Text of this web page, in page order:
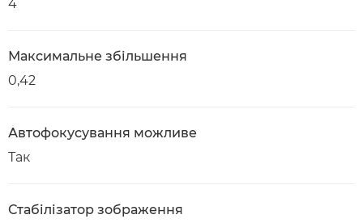
4
Максимальне збільшення
0,42
Автофокусування можливе
Так
Стабілізатор зображення